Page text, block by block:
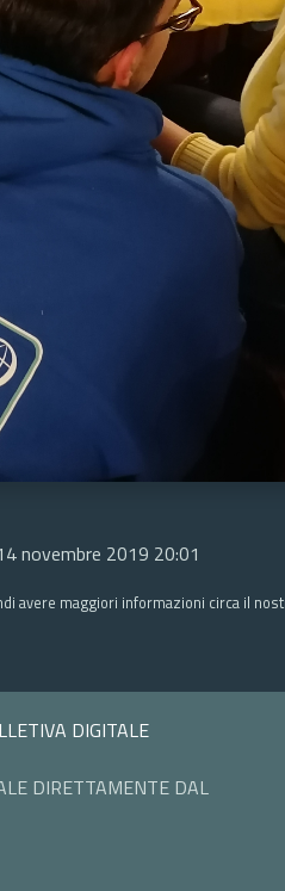
novembre 2019 20:01
avere maggiori informazioni circa il
DIGITALE
DIRETTAMENTE DAL